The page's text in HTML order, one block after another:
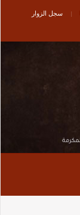
سجل الزوار